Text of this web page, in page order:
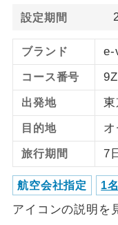
設定期間
ブランド e-
コース番号
出発地 東
目的地
旅行期間 7
航空会社指定 1
アイコンの説明を